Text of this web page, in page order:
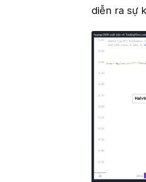
diễn ra sự